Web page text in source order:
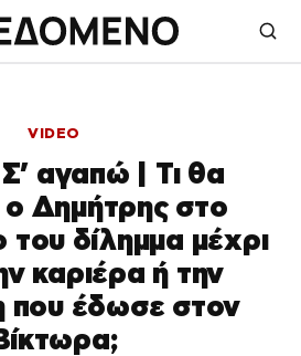
VIDEO
αγαπώ | Τι θα
ο Δημήτρης στο
του δίλημμα μέχρι
καριέρα ή την
που έδωσε στον